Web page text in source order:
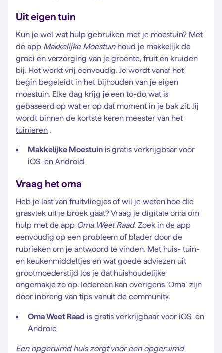
Uit eigen tuin
Kun je wel wat hulp gebruiken met je moestuin? Met
de app Makkelijke Moestuinhoud je makkelijk de
groei en verzorging van je groente, fruit en kruiden
bij. Het werkt vrij eenvoudig. Je wordt vanaf het
begin begeleidt in het bijhouden van je eigen
moestuin. Elke dag krijg je een to-do wat is
gebaseerd op wat er op dat moment in je bak zit. Jij
wordt binnen de kortste keren meester van het
tuinieren .
Makkelijke Moestuin is gratis verkrijgbaar voor
iOS en Android
Vraag het oma
Heb je last van fruitvliegjes of wil je weten hoe die
grasvlek uit je broek gaat? Vraag je digitale oma om
hulp met de app Oma Weet Raad. Zoek in de app
eenvoudig op een probleem of blader door de
rubrieken om je antwoord te vinden. Met huis- tuin-
en keukenmiddeltjes en wat goede adviezen uit
grootmoederstijd los je dat huishoudelijke
ongemakje zo op. Iedereen kan overigens ‘Oma’ zijn
door inbreng van tips vanuit de community.
Oma Weet Raad is gratis verkrijgbaar voor iOS en
Android
Een opgeruimd huis zorgt voor een opgeruimd